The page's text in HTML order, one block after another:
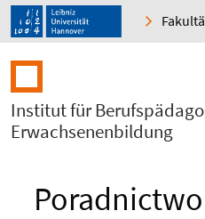
Institut für
Erwachsenenbildung